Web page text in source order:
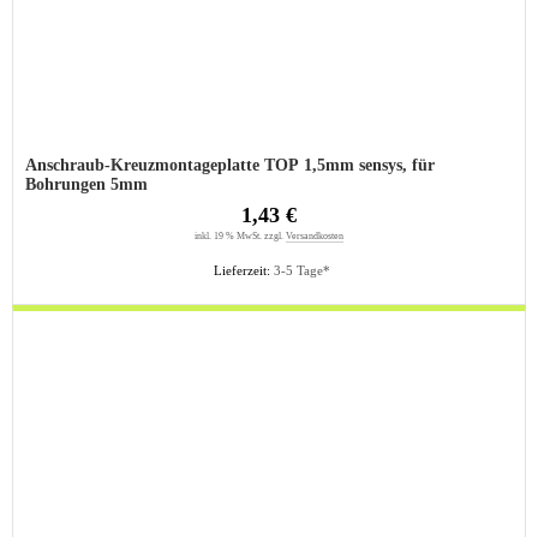
Anschraub-Kreuzmontageplatte TOP 1,5mm sensys, für
Bohrungen 5mm
Lieferzeit: 3-5 Tage*
1,43 €
inkl. 19 % MwSt. zzgl. Versandkosten